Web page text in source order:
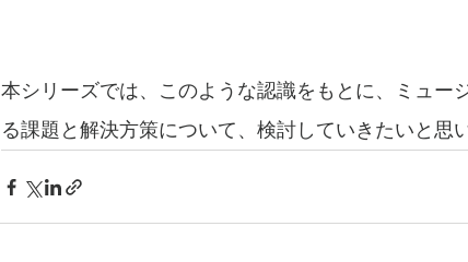
本シリーズでは、このような認識をもとに、ミュー
る課題と解決方策について、検討していきたいと思